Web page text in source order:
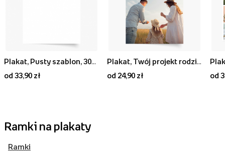
od 33,90 zł
od 24,90 zł
od
Ramki na plakaty
Ramki